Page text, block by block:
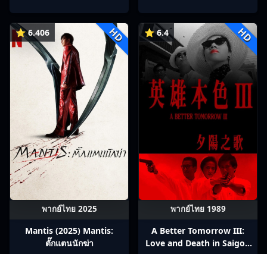
⭐ 6.406 HD
พากย์ไทย 2025
Mantis (2025) Mantis:
ตั๊กแตนนักฆ่า
⭐ 6.4 HD
พากย์ไทย 1989
A Better Tomorrow III:
Love and Death in Saigon